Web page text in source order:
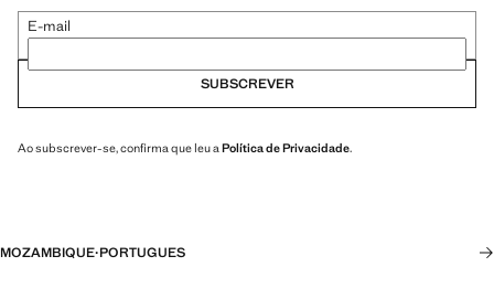
E-mail
SUBSCREVER
Ao subscrever-se, confirma que leu a Política de Privacidade.
MOZAMBIQUE·PORTUGUES